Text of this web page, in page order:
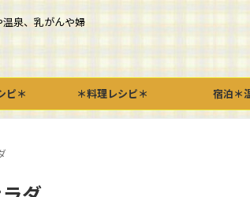
泉、乳がんや婦
ピ＊ ＊料理レシピ＊ 宿泊＊